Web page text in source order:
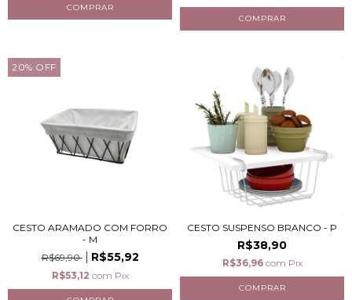
20% OFF
CESTO ARAMADO COM FORRO
- M
R$69,90
R$55,92
R$53,12 com Pix
CESTO SUSPENSO BRANCO - P
R$38,90
R$36,96 com Pix